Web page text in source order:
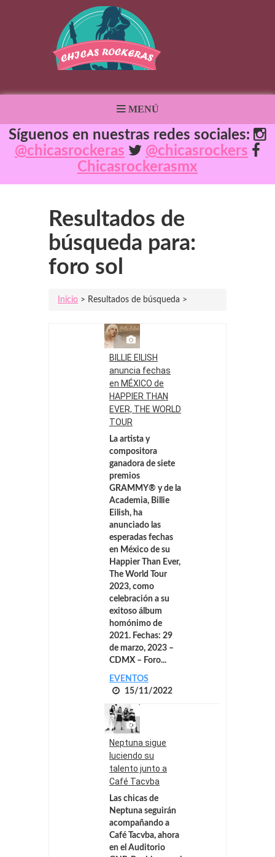
MENÚ
Síguenos en nuestras redes sociales:
@chicasrockeras
@chicasrockers
Chicasrockerasmx
Resultados de
búsqueda para:
foro sol
Inicio > Resultados de búsqueda >
BILLIE EILISH
anuncia fechas
en MÉXICO de
HAPPIER THAN
EVER, THE WORLD
TOUR
La artista y
compositora
ganadora de siete
premios
GRAMMY® y de la
Academia, Billie
Eilish, ha
anunciado las
esperadas fechas
en México de su
Happier Than Ever,
The World Tour
2023, como
celebración a su
exitoso álbum
homónimo de
2021. Fechas: 29
de marzo, 2023 –
CDMX – Foro...
EVENTOS
15/11/2022
Neptuna sigue
luciendo su
talento junto a
Café Tacvba
Las chicas de
Neptuna seguirán
acompañando a
Café Tacvba, ahora
en el Auditorio